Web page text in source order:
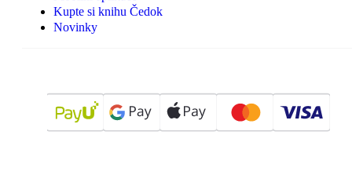
Kupte si knihu Čedok
Novinky